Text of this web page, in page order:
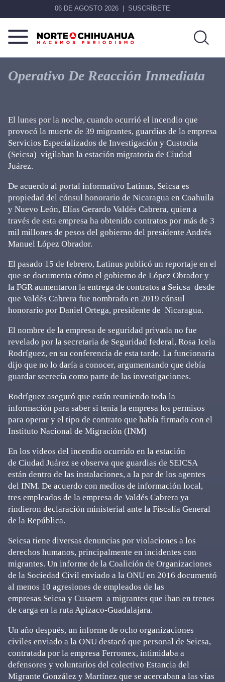
06 DE AGOSTO 2026 SUSCRÍBETE
Norte
De
Chihuahua
Más
que
noticias,
Operativo De Reacción Inmediata
El lunes por la noche, cuando ocurrió el incendio que
provocó la muerte de 39 migrantes, guardias de la empresa
Servicios Especializados de Investigación y Custodia
(Seicsa) vigilaban la estación migratoria de Ciudad
Juárez.
De acuerdo al portal informativo Latinus, Seicsa es
propiedad del cónsul honorario de Nicaragua en Coahuila
y Nuevo León, Elías Gerardo Valdés Cabrera, quien a
través de esta empresa ha obtenido contratos por más de 3
mil millones de pesos del gobierno del presidente Andrés
Manuel López Obrador.
El pasado 15 de febrero, Latinus publicó un reportaje en el
que se documenta cómo el gobierno de López Obrador y
la FGR aumentaron la entrega de contratos a Seicsa desde
que Valdés Cabrera fue nombrado en 2019 cónsul
honorario por Daniel Ortega, presidente de Nicaragua.
El nombre de la empresa de seguridad privada no fue
revelado por la secretaria de Seguridad federal, Rosa Icela
Rodríguez, en su conferencia de esta tarde. La funcionaria
dijo que no lo daría a conocer, argumentando que debía
guardar secrecía como parte de las investigaciones.
Rodríguez aseguró que están reuniendo toda la
información para saber si tenía la empresa los permisos
para operar y el tipo de contrato que había firmado con el
Instituto Nacional de Migración (INM)
En los videos del incendio ocurrido en la estación
de Ciudad Juárez se observa que guardias de SEICSA
están dentro de las instalaciones, a la par de los agentes
del INM. De acuerdo con medios de información local,
tres empleados de la empresa de Valdés Cabrera ya
rindieron declaración ministerial ante la Fiscalía General
de la República.
Seicsa tiene diversas denuncias por violaciones a los
derechos humanos, principalmente en incidentes con
migrantes. Un informe de la Coalición de Organizaciones
de la Sociedad Civil enviado a la ONU en 2016 documentó
al menos 10 agresiones de empleados de las
empresas Seicsa y Cusaem a migrantes que iban en trenes
de carga en la ruta Apizaco-Guadalajara.
Un año después, un informe de ocho organizaciones
civiles enviado a la ONU destacó que personal de Seicsa,
contratada por la empresa Ferromex, intimidaba a
defensores y voluntarios del colectivo Estancia del
Migrante González y Martínez que se acercaban a las vías